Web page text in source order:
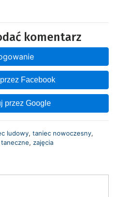
komentarz
Facebook
przez Google
ludowy, taniec nowoczesny,
, zajęcia